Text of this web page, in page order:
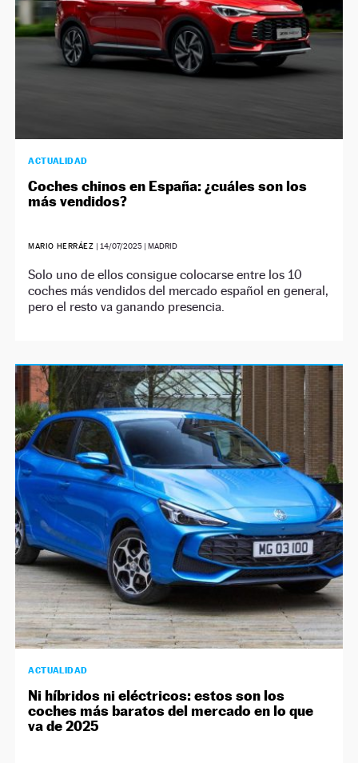
ACTUALIDAD
Coches chinos en España: ¿cuáles son los
más vendidos?
MARIO HERRÁEZ | 14/07/2025| MADRID
Solo uno de ellos consigue colocarse entre los 10
coches más vendidos del mercado español en general,
pero el resto va ganando presencia.
ACTUALIDAD
Ni híbridos ni eléctricos: estos son los
coches más baratos del mercado en lo que
va de 2025